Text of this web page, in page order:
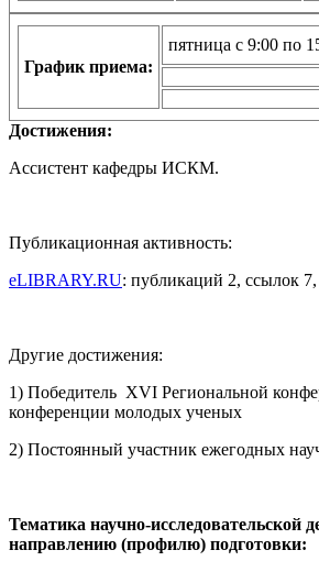
График приема:
пятница с 9:00 по
Достижения:
Ассистент кафедры ИСКМ.
Публикационная активность:
eLIBRARY.RU: публикаций 2, ссылок
Другие достижения:
1) Победитель XVI Региональной
конференции молодых ученых
2) Постоянный участник ежегодных
Тематика научно-исследовательской
направлению (профилю) подготовки: